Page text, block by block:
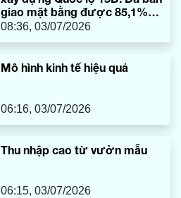
giao mặt bằng được 85,1%
chiều dài tuyến
08:36, 03/07/2026
Mô hình kinh tế hiệu quả
06:16, 03/07/2026
Thu nhập cao từ vườn mẫu
06:15, 03/07/2026